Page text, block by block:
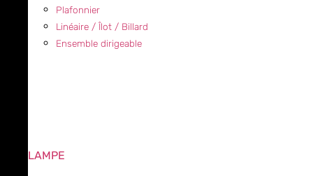
Plafonnier
Linéaire / Îlot / Billard
Ensemble dirigeable
LAMPE